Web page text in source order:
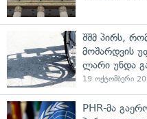
შშმ პირს,
მოშარდვის
ლარი უნდა
19 ოქტომბერი
PHR-მა